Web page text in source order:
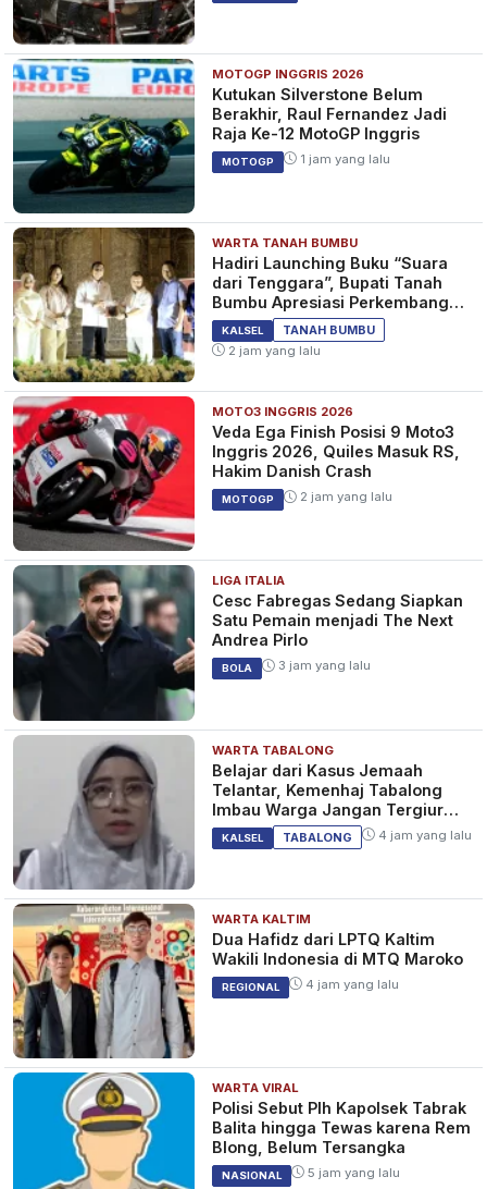
MOTOGP INGGRIS 2026
Kutukan Silverstone Belum
Berakhir, Raul Fernandez Jadi
Raja Ke-12 MotoGP Inggris
MOTOGP 1 jam yang lalu
WARTA TANAH BUMBU
Hadiri Launching Buku “Suara
dari Tenggara”, Bupati Tanah
Bumbu Apresiasi Perkembangan
Literasi di Bumi Bersujud
KALSEL
TANAH BUMBU
2 jam yang lalu
MOTO3 INGGRIS 2026
Veda Ega Finish Posisi 9 Moto3
Inggris 2026, Quiles Masuk RS,
Hakim Danish Crash
MOTOGP 2 jam yang lalu
LIGA ITALIA
Cesc Fabregas Sedang Siapkan
Satu Pemain menjadi The Next
Andrea Pirlo
BOLA 3 jam yang lalu
WARTA TABALONG
Belajar dari Kasus Jemaah
Telantar, Kemenhaj Tabalong
Imbau Warga Jangan Tergiur
Umrah Murah
KALSEL TABALONG 4 jam yang lalu
WARTA KALTIM
Dua Hafidz dari LPTQ Kaltim
Wakili Indonesia di MTQ Maroko
REGIONAL 4 jam yang lalu
WARTA VIRAL
Polisi Sebut Plh Kapolsek Tabrak
Balita hingga Tewas karena Rem
Blong, Belum Tersangka
NASIONAL 5 jam yang lalu